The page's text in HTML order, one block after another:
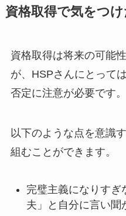
資格取得で気をつ
資格取得は将来の可能
が、HSPさんにとって
否定に注意が必要です。
以下のような点を意識
組むことができます。
完璧主義になりすぎ
夫」と自分に言い聞